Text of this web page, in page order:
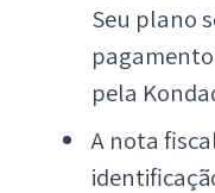
Seu plano
pela
A nota